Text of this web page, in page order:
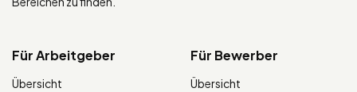
Für Arbeitgeber
Übersicht
Für Bewerber
Übersicht